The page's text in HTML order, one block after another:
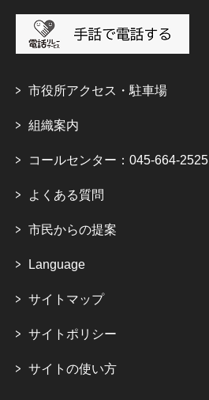
市役所アクセス・駐車場
組織案内
コールセンター：045-664-2525
よくある質問
市民からの提案
Language
サイトマップ
サイトポリシー
サイトの使い方